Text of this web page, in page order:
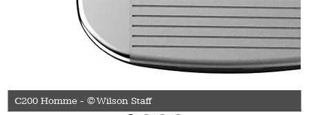
C200 Homme - © Wilson Staff